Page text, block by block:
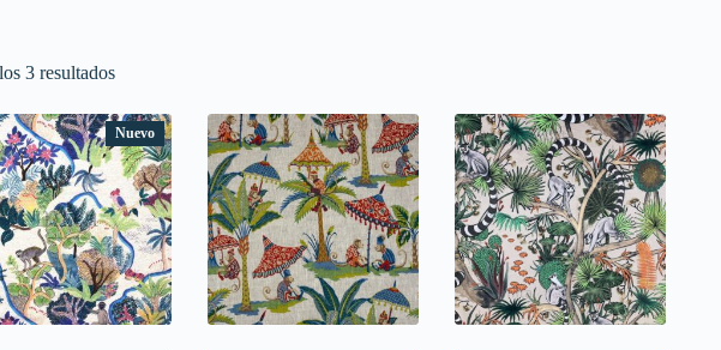
3 resultados
Nuevo